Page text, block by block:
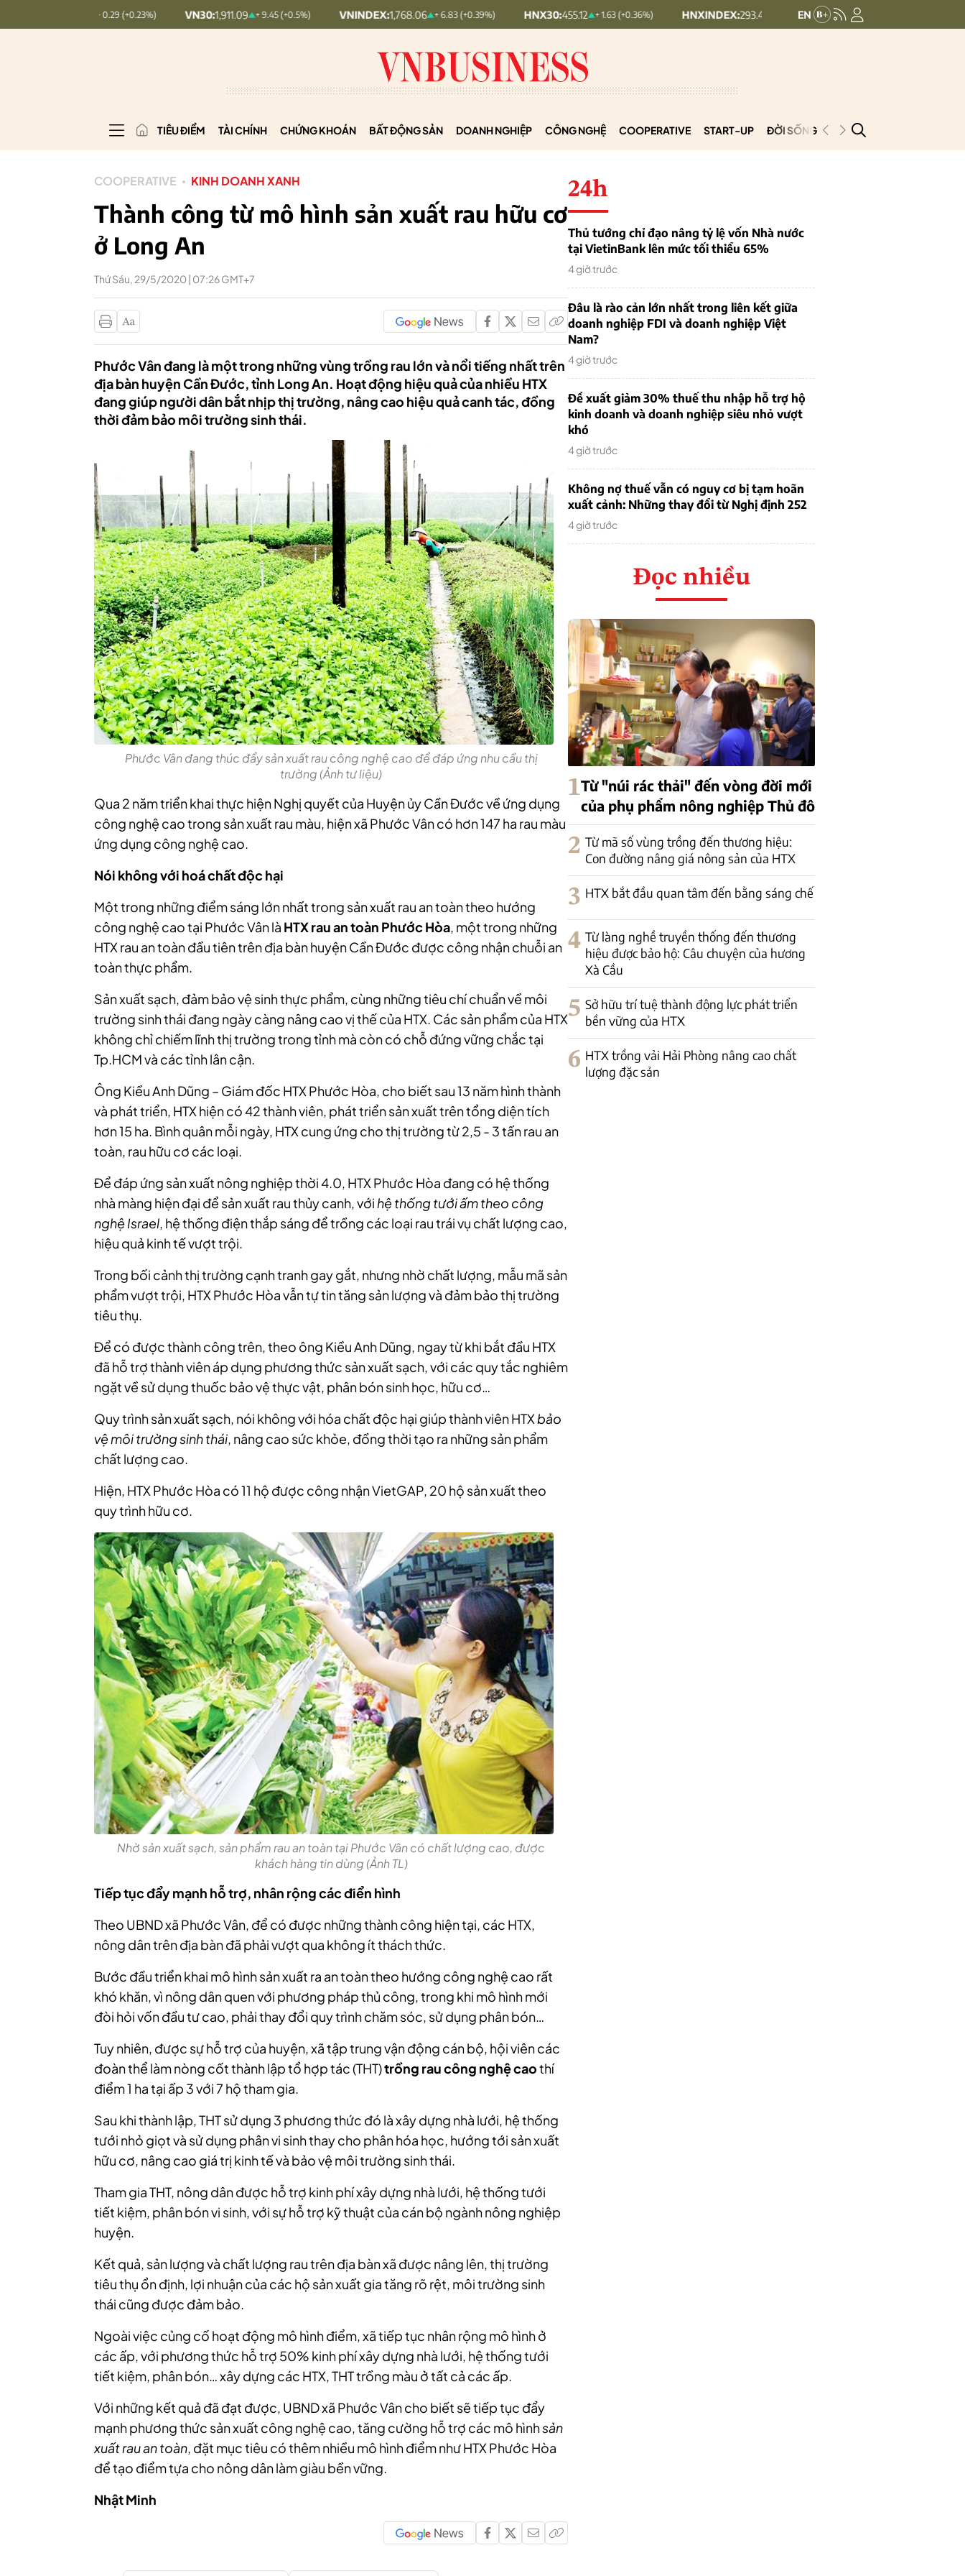
VN30:1,911.09 + 9.45 (+0.5%) VNINDEX: 1,768.06 + 6.83 (+0.39%) HNX30: 455.12 + 1.63 (+0.36%) HNXINDEX: 293.44 + 0.25 (+0.09%) UPCOMINDEX:
TIÊU ĐIỂM TÀI CHÍNH CHỨNG KHOÁN BẤT ĐỘNG SẢN DOANH NGHIỆP CÔNG NGHỆ COOPERATIVE START-UP ĐỜI SỐNG PODCAST
COOPERATIVE KINH DOANH XANH
Thành công từ mô hình sản xuất rau hữu cơ
ở Long An
Thứ Sáu, 29/5/2020 | 07:26 GMT+7
Phước Vân đang là một trong những vùng trồng rau lớn và nổi tiếng nhất trên
địa bàn huyện Cần Đước, tỉnh Long An. Hoạt động hiệu quả của nhiều HTX
đang giúp người dân bắt nhịp thị trường, nâng cao hiệu quả canh tác, đồng
thời đảm bảo môi trường sinh thái.
Phước Vân đang thúc đẩy sản xuất rau công nghệ cao để đáp ứng nhu cầu thị
trường (Ảnh tư liệu)
Qua 2 năm triển khai thực hiện Nghị quyết của Huyện ủy Cần Đước về ứng dụng
công nghệ cao trong sản xuất rau màu, hiện xã Phước Vân có hơn 147 ha rau màu
ứng dụng công nghệ cao.
Nói không với hoá chất độc hại
Một trong những điểm sáng lớn nhất trong sản xuất rau an toàn theo hướng
công nghệ cao tại Phước Vân là HTX rau an toàn Phước Hòa, một trong những
HTX rau an toàn đầu tiên trên địa bàn huyện Cần Đước được công nhận chuỗi an
toàn thực phẩm.
Sản xuất sạch, đảm bảo vệ sinh thực phẩm, cùng những tiêu chí chuẩn về môi
trường sinh thái đang ngày càng nâng cao vị thế của HTX. Các sản phẩm của HTX
không chỉ chiếm lĩnh thị trường trong tỉnh mà còn có chỗ đứng vững chắc tại
Tp.HCM và các tỉnh lân cận.
Ông Kiều Anh Dũng – Giám đốc HTX Phước Hòa, cho biết sau 13 năm hình thành
và phát triển, HTX hiện có 42 thành viên, phát triển sản xuất trên tổng diện tích
hơn 15 ha. Bình quân mỗi ngày, HTX cung ứng cho thị trường từ 2,5 - 3 tấn rau an
toàn, rau hữu cơ các loại.
Để đáp ứng sản xuất nông nghiệp thời 4.0, HTX Phước Hòa đang có hệ thống
nhà màng hiện đại để sản xuất rau thủy canh, với hệ thống tưới ấm theo công
nghệ Israel, hệ thống điện thắp sáng để trồng các loại rau trái vụ chất lượng cao,
hiệu quả kinh tế vượt trội.
Trong bối cảnh thị trường cạnh tranh gay gắt, nhưng nhờ chất lượng, mẫu mã sản
phẩm vượt trội, HTX Phước Hòa vẫn tự tin tăng sản lượng và đảm bảo thị trường
tiêu thụ.
Để có được thành công trên, theo ông Kiều Anh Dũng, ngay từ khi bắt đầu HTX
đã hỗ trợ thành viên áp dụng phương thức sản xuất sạch, với các quy tắc nghiêm
ngặt về sử dụng thuốc bảo vệ thực vật, phân bón sinh học, hữu cơ…
Quy trình sản xuất sạch, nói không với hóa chất độc hại giúp thành viên HTXbảo
vệ môi trường sinh thái, nâng cao sức khỏe, đồng thời tạo ra những sản phẩm
chất lượng cao.
Hiện, HTX Phước Hòa có 11 hộ được công nhận VietGAP, 20 hộ sản xuất theo
quy trình hữu cơ.
Nhờ sản xuất sạch, sản phẩm rau an toàn tại Phước Vân có chất lượng cao, được
khách hàng tin dùng (Ảnh TL)
Tiếp tục đẩy mạnh hỗ trợ, nhân rộng các điển hình
Theo UBND xã Phước Vân, để có được những thành công hiện tại, các HTX,
nông dân trên địa bàn đã phải vượt qua không ít thách thức.
Bước đầu triển khai mô hình sản xuất ra an toàn theo hướng công nghệ cao rất
khó khăn, vì nông dân quen với phương pháp thủ công, trong khi mô hình mới
đòi hỏi vốn đầu tư cao, phải thay đổi quy trình chăm sóc, sử dụng phân bón…
Tuy nhiên, được sự hỗ trợ của huyện, xã tập trung vận động cán bộ, hội viên các
đoàn thể làm nòng cốt thành lập tổ hợp tác (THT)trồng rau công nghệ caothí
điểm 1 ha tại ấp 3 với 7 hộ tham gia.
Sau khi thành lập, THT sử dụng 3 phương thức đó là xây dựng nhà lưới, hệ thống
tưới nhỏ giọt và sử dụng phân vi sinh thay cho phân hóa học, hướng tới sản xuất
hữu cơ, nâng cao giá trị kinh tế và bảo vệ môi trường sinh thái.
Tham gia THT, nông dân được hỗ trợ kinh phí xây dựng nhà lưới, hệ thống tưới
tiết kiệm, phân bón vi sinh, với sự hỗ trợ kỹ thuật của cán bộ ngành nông nghiệp
huyện.
Kết quả, sản lượng và chất lượng rau trên địa bàn xã được nâng lên, thị trường
tiêu thụ ổn định, lợi nhuận của các hộ sản xuất gia tăng rõ rệt, môi trường sinh
thái cũng được đảm bảo.
Ngoài việc củng cố hoạt động mô hình điểm, xã tiếp tục nhân rộng mô hình ở
các ấp, với phương thức hỗ trợ 50% kinh phí xây dựng nhà lưới, hệ thống tưới
tiết kiệm, phân bón… xây dựng các HTX, THT trồng màu ở tất cả các ấp.
Với những kết quả đã đạt được, UBND xã Phước Vân cho biết sẽ tiếp tục đẩy
mạnh phương thức sản xuất công nghệ cao, tăng cường hỗ trợ các mô hìnhsản
xuất rau an toàn, đặt mục tiêu có thêm nhiều mô hình điểm như HTX Phước Hòa
để tạo điểm tựa cho nông dân làm giàu bền vững.
Nhật Minh
24h
Thủ tướng chỉ đạo nâng tỷ lệ vốn Nhà nước
tại VietinBank lên mức tối thiểu 65%
4 giờ trước
Đâu là rào cản lớn nhất trong liên kết giữa
doanh nghiệp FDI và doanh nghiệp Việt
Nam?
4 giờ trước
Đề xuất giảm 30% thuế thu nhập hỗ trợ hộ
kinh doanh và doanh nghiệp siêu nhỏ vượt
khó
4 giờ trước
Không nợ thuế vẫn có nguy cơ bị tạm hoãn
xuất cảnh: Những thay đổi từ Nghị định 252
4 giờ trước
Đọc nhiều
1Từ "núi rác thải" đến vòng đời mới
của phụ phẩm nông nghiệp Thủ đô
2 Từ mã số vùng trồng đến thương hiệu:
Con đường nâng giá nông sản của HTX
3 HTX bắt đầu quan tâm đến bằng sáng chế
4 Từ làng nghề truyền thống đến thương
hiệu được bảo hộ: Câu chuyện của hương
Xà Cầu
5 Sở hữu trí tuệ thành động lực phát triển
bền vững của HTX
6 HTX trồng vải Hải Phòng nâng cao chất
lượng đặc sản